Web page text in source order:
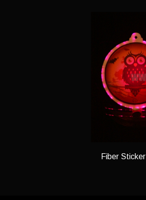
Fiber Sticker